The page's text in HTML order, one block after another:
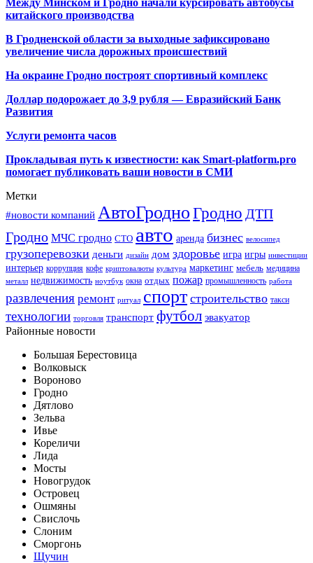
китайского производства
В Гродненской области за выходные зафиксировано
увеличение числа дорожных происшествий
На окраине Гродно построят спортивный комплекс
Доллар подорожает до 3,9 рубля — Евразийский Банк
Развития
Услуги ремонта часов
Прокладывая путь к известности: как Smart-platform.pro
помогает публиковать ваши новости в СМИ
Метки
#новости компаний АвтоГродноГродно ДТП
Гродно МЧС гродно СТО авто аренда бизнес велосипед
грузоперевозки деньги дизайн дом здоровье игра игры инвестиции
интерьер коррупция кофе криптовалюты культура маркетинг мебель медицина
металл недвижимость ноутбук окна отдых пожар промышленность работа
развлечения ремонт ритуал спорт строительство такси
технологии торговля транспорт футбол эвакуатор
Районные новости
Большая Берестовица
Волковыск
Вороново
Гродно
Дятлово
Зельва
Ивье
Кореличи
Лида
Мосты
Новогрудок
Островец
Ошмяны
Свислочь
Слоним
Сморгонь
Щучин